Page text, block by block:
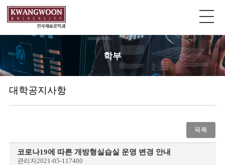
학부
대학공지사항
목록
코로나19에 따른 개방형실습실 운영 변경 안내
관리자2021-05-117400